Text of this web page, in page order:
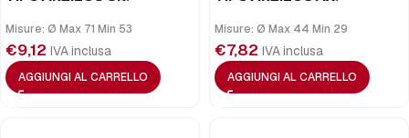
Misure: Ø Max 71 Min 53
€9,12 IVA inclusa
AGGIUNGI AL CARRELLO
Misure: Ø Max 44 Min 29
€7,82 IVA inclusa
AGGIUNGI AL CARRELLO